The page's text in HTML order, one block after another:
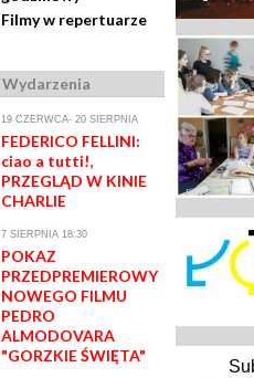
Filmy w repertuarze
Wydarzenia
19 CZERWCA- 20 SIERPNIA
FEDERICO FELLINI:
ciao a tutti!,
PRZEGLĄD W KINIE
CHARLIE
7 SIERPNIA 18:30
POKAZ
PRZEDPREMIEROWY
NOWEGO FILMU
PEDRO
ALMODOVARA
"GORZKIE ŚWIĘTA"